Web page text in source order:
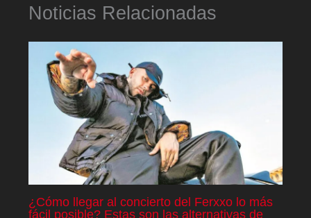
Noticias Relacionadas
¿Cómo llegar al concierto del Ferxxo lo más
fácil posible? Estas son las alternativas de